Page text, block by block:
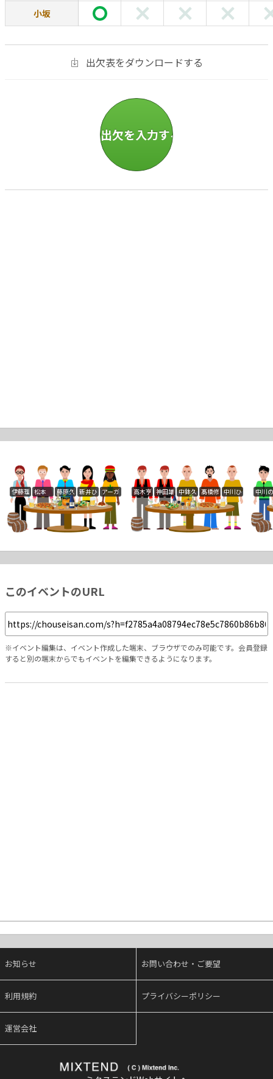
小坂
出欠表をダウンロードする
伊藤理恵松本 隆治藤原久美子新井ひとみアーガーライン 佐々木
高木亨 神田雄一中鉢久美髙橋修太中川ひとみ 中川
このイベントのURL
※イベント編集は、イベント作成した端末、ブラウザでのみ可能です。会員登録
すると別の端末からでもイベントを編集できるようになります。
お知らせ お問い合わせ・ご要望
利用規約 プライバシーポリシー
運営会社